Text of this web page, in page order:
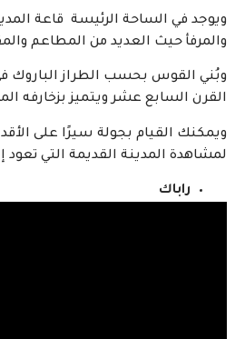
ويوجد في الساحة الرئيسة قاعة
والمرفأ حيث العديد من المطاعم
وبُني القوس بحسب الطراز الباروك
القرن السابع عشر ويتميز بزخارفه
ويمكنك القيام بجولة سيرًا على
لمشاهدة المدينة القديمة التي
راباك